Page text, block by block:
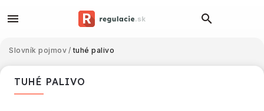
Slovník pojmov / tuhé palivo
TUHÉ PALIVO